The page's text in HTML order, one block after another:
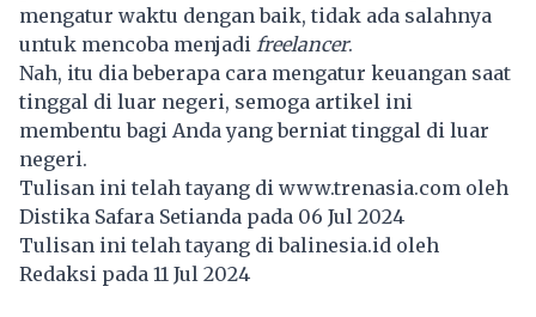
mengatur waktu dengan baik, tidak ada salahnya
untuk mencoba menjadi freelancer.
Nah, itu dia beberapa cara mengatur keuangan saat
tinggal di luar negeri, semoga artikel ini
membentu bagi Anda yang berniat tinggal di luar
negeri.
Tulisan ini telah tayang di www.trenasia.com oleh
Distika Safara Setianda pada 06 Jul 2024
Tulisan ini telah tayang dibalinesia.id oleh
Redaksi pada 11 Jul 2024